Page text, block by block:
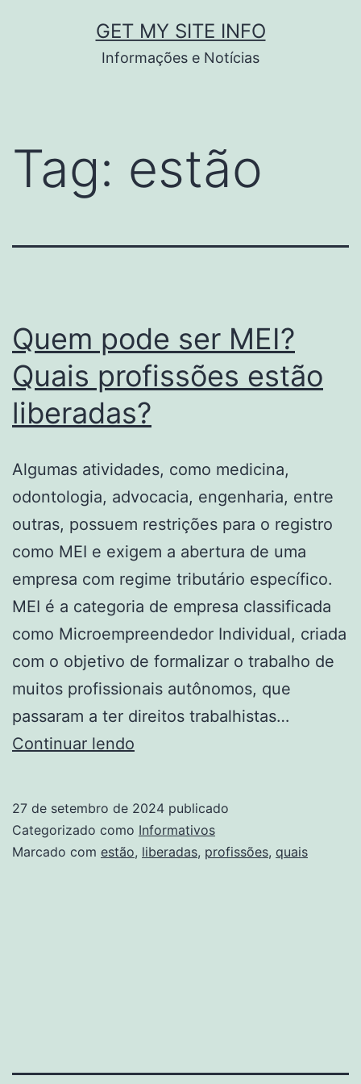
GET MY SITE INFO
Informações e Notícias
Tag: estão
Quem pode ser MEI?
Quais profissões estão
liberadas?
Algumas atividades, como medicina,
odontologia, advocacia, engenharia, entre
outras, possuem restrições para o registro
como MEI e exigem a abertura de uma
empresa com regime tributário específico.
MEI é a categoria de empresa classificada
como Microempreendedor Individual, criada
com o objetivo de formalizar o trabalho de
muitos profissionais autônomos, que
passaram a ter direitos trabalhistas…
Continuar lendo
MEI?
Quais
27 de setembro de 2024 publicado
Categorizado como Informativos
Marcado com estão, liberadas, profissões, quais